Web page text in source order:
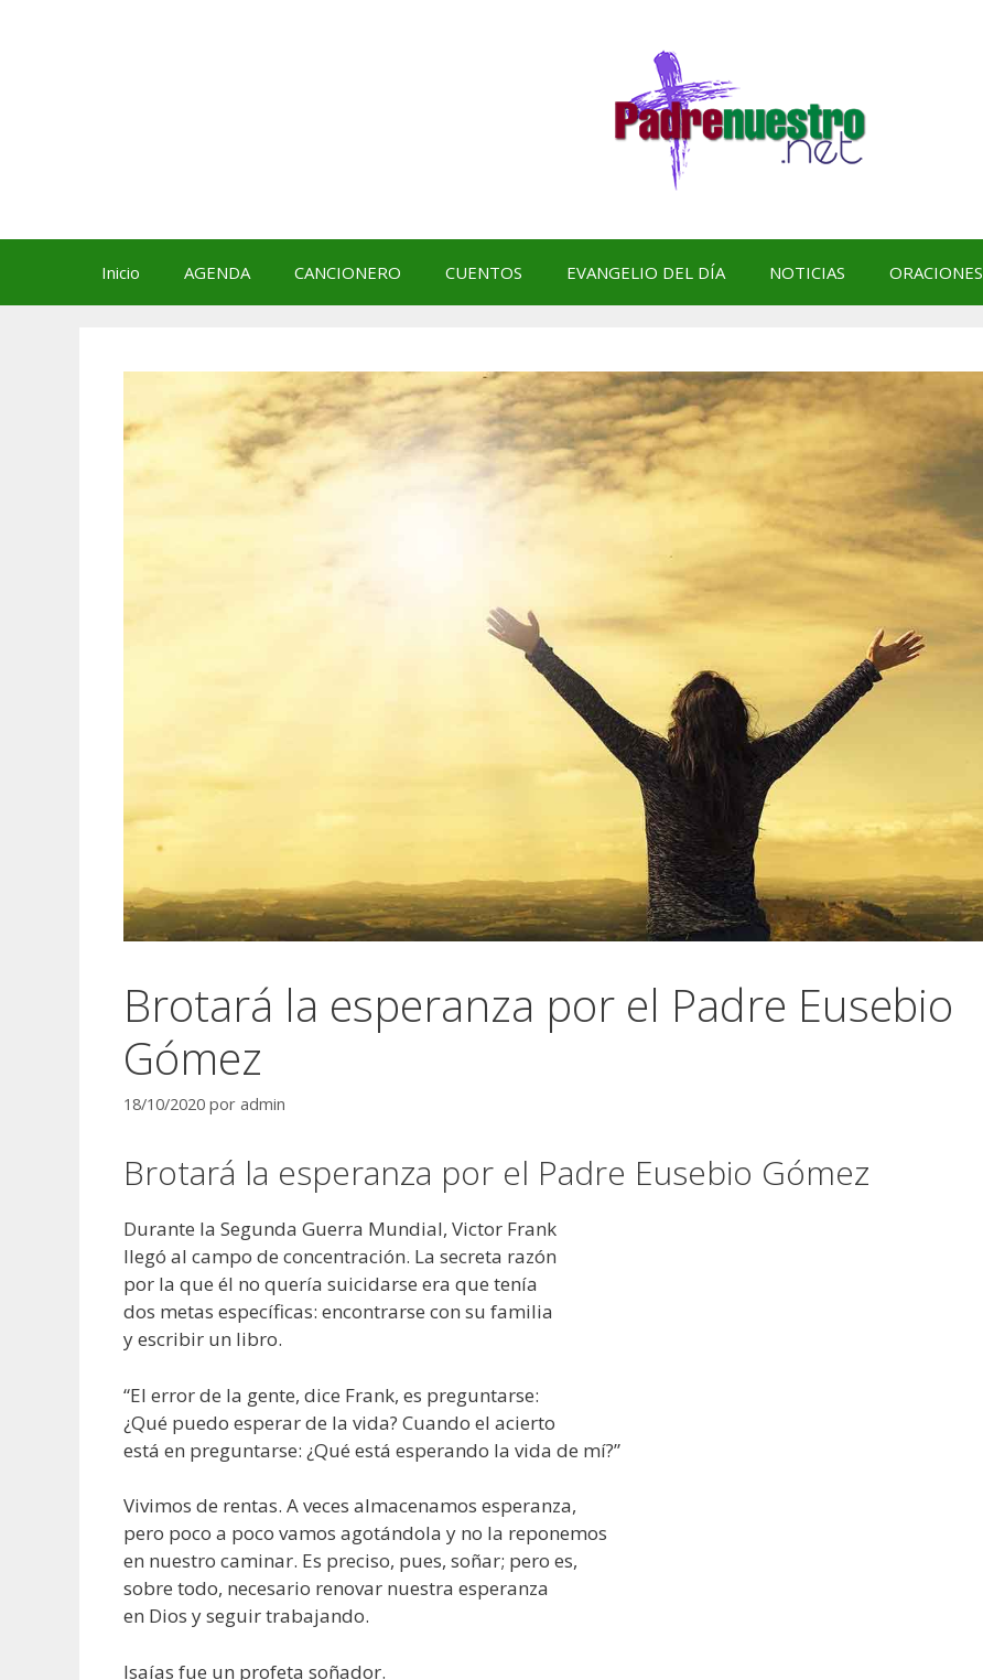
Inicio AGENDA CANCIONERO CUENTOS EVANGELIO DEL DÍA NOTICIAS ORACIONES
Brotará la esperanza por el Padre Eusebio
Gómez
18/10/2020 por admin
Brotará la esperanza por el Padre Eusebio Gómez
Durante la Segunda Guerra Mundial, Victor Frank
llegó al campo de concentración. La secreta razón
por la que él no quería suicidarse era que tenía
dos metas específicas: encontrarse con su familia
y escribir un libro.
“El error de la gente, dice Frank, es preguntarse:
¿Qué puedo esperar de la vida? Cuando el acierto
está en preguntarse: ¿Qué está esperando la vida de mí?”
Vivimos de rentas. A veces almacenamos esperanza,
pero poco a poco vamos agotándola y no la reponemos
en nuestro caminar. Es preciso, pues, soñar; pero es,
sobre todo, necesario renovar nuestra esperanza
en Dios y seguir trabajando.
Isaías fue un profeta soñador.